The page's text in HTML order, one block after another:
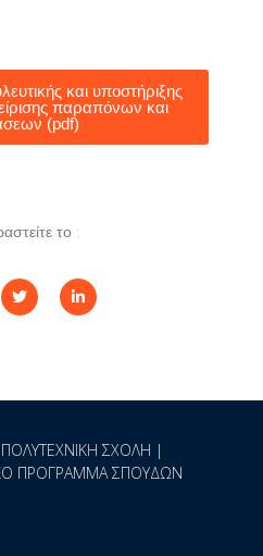
και υποστήριξης
παραπόνων και
(pdf)
το :
ΣΧΟΛΗ |
ΠΡΟΓΡΑΜΜΑ ΣΠΟΥΔΩΝ